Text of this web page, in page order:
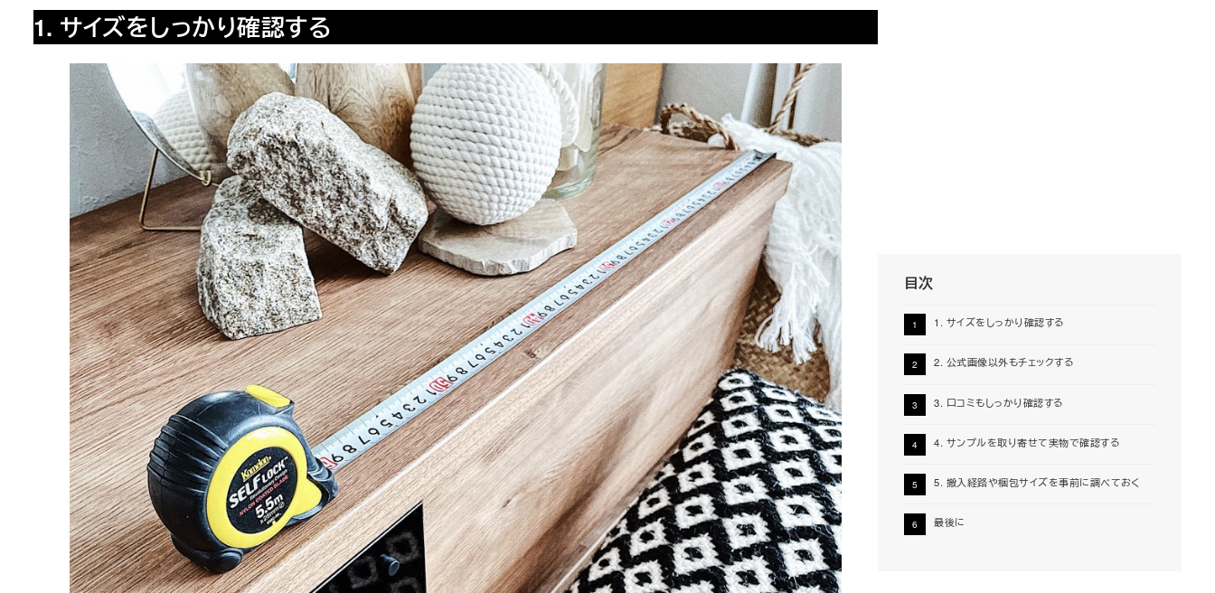
1. サイズをしっかり確認する
目次
1. サイズをしっかり確認する
2. 公式画像以外もチェックする
3. 口コミもしっかり確認する
4. サンプルを取り寄せて実物で確認する
5. 搬入経路や梱包サイズを事前に調べておく
最後に